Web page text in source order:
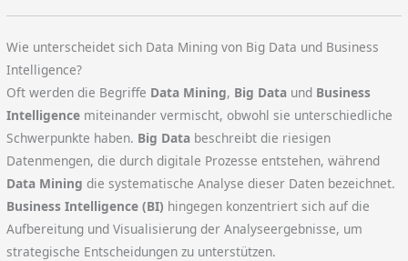
Wie unterscheidet sich Data Mining von Big Data und Business
Intelligence?
Oft werden die Begriffe Data Mining, Big Data und Business
Intelligence miteinander vermischt, obwohl sie unterschiedliche
Schwerpunkte haben. Big Data beschreibt die riesigen
Datenmengen, die durch digitale Prozesse entstehen, während
Data Mining die systematische Analyse dieser Daten bezeichnet.
Business Intelligence (BI) hingegen konzentriert sich auf die
Aufbereitung und Visualisierung der Analyseergebnisse, um
strategische Entscheidungen zu unterstützen.